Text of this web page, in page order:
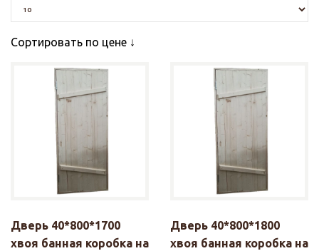
Сортировать по цене
Дверь 40*800*1700
хвоя банная коробка на
Дверь 40*800*1800
хвоя банная коробка на